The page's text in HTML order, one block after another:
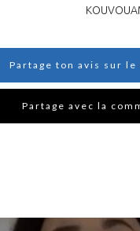
Partage ton avis sur le
Partage avec la